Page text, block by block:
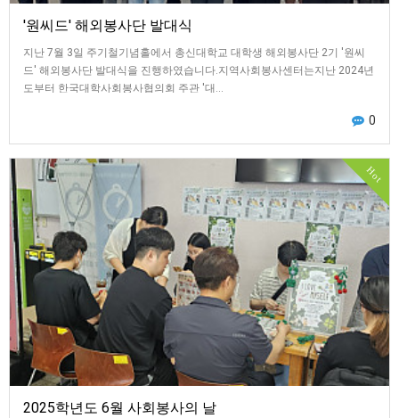
'원씨드' 해외봉사단 발대식
지난 7월 3일 주기철기념홀에서 총신대학교 대학생 해외봉사단 2기 '원씨
드' 해외봉사단 발대식을 진행하였습니다.지역사회봉사센터는지난 2024년
도부터 한국대학사회봉사협의회 주관 '대…
0
Hot
2025학년도 6월 사회봉사의 날